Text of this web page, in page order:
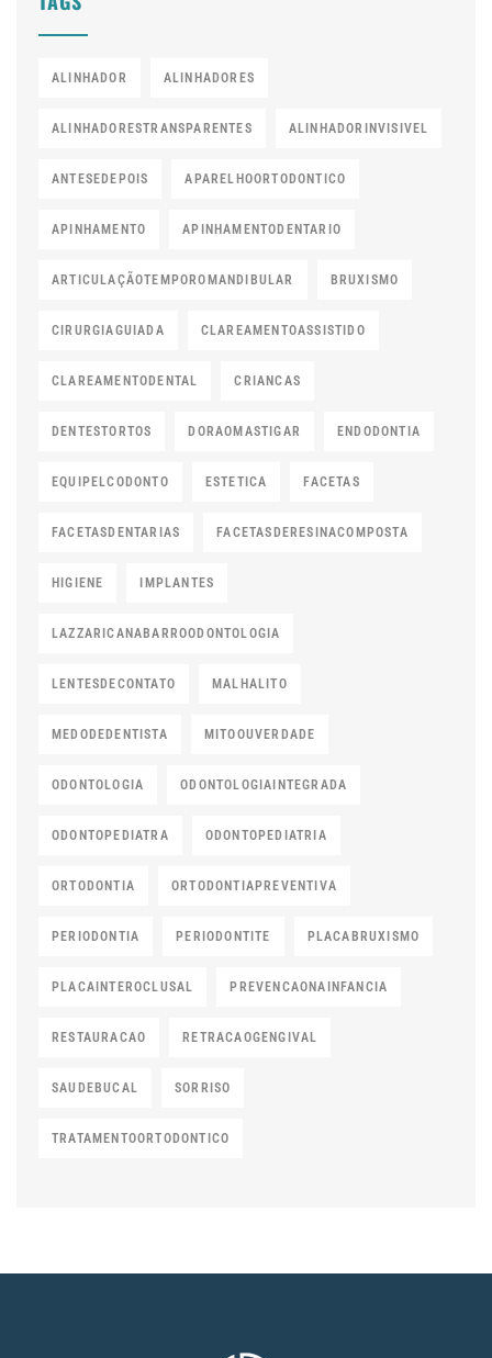
ALINHADOR ALINHADORES
ALINHADORESTRANSPARENTES ALINHADORINVISIVEL
ANTESEDEPOIS APARELHOORTODONTICO
APINHAMENTO APINHAMENTODENTARIO
ARTICULAÇÃOTEMPOROMANDIBULAR BRUXISMO
CIRURGIAGUIADA CLAREAMENTOASSISTIDO
CLAREAMENTODENTAL CRIANCAS
DENTESTORTOS DORAOMASTIGAR ENDODONTIA
EQUIPELCODONTO ESTETICA FACETAS
FACETASDENTARIAS FACETASDERESINACOMPOSTA
HIGIENE IMPLANTES
LAZZARICANABARROODONTOLOGIA
LENTESDECONTATO MALHALITO
MEDODEDENTISTA MITOOUVERDADE
ODONTOLOGIA ODONTOLOGIAINTEGRADA
ODONTOPEDIATRA ODONTOPEDIATRIA
ORTODONTIA ORTODONTIAPREVENTIVA
PERIODONTIA PERIODONTITE PLACABRUXISMO
PLACAINTEROCLUSAL PREVENCAONAINFANCIA
RESTAURACAO RETRACAOGENGIVAL
SAUDEBUCAL SORRISO
TRATAMENTOORTODONTICO